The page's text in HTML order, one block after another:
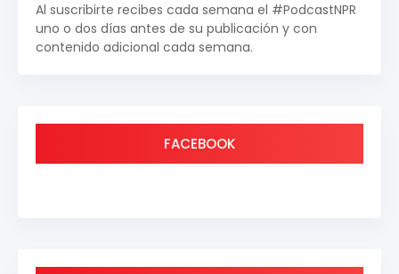
Al suscribirte recibes cada semana el #PodcastNPR
uno o dos días antes de su publicación y con
contenido adicional cada semana.
FACEBOOK